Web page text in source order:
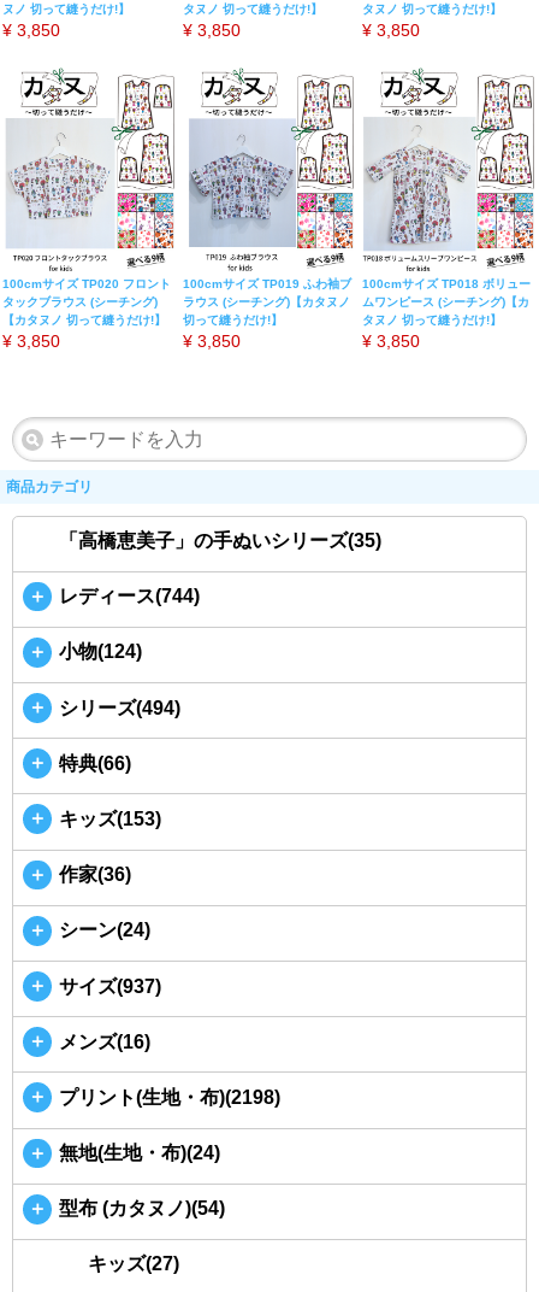
ヌノ 切って縫うだけ!】
¥3,850
タヌノ 切って縫うだけ!】
¥ 3,850
タヌノ 切って縫うだけ!】
¥3,850
100cmサイズ TP020 フロント
タックブラウス (シーチング)
【カタヌノ 切って縫うだけ!】
¥3,850
100cmサイズ TP019 ふわ袖ブ
ラウス (シーチング)【カタヌノ
切って縫うだけ!】
¥ 3,850
100cmサイズ TP018 ボリュー
ムワンピース (シーチング)【カ
タヌノ 切って縫うだけ!】
¥3,850
商品カテゴリ
「高橋恵美子」の手ぬいシリーズ(35)
＋ レディース(744)
＋ 小物(124)
＋ シリーズ(494)
＋ 特典(66)
＋ キッズ(153)
＋ 作家(36)
＋ シーン(24)
＋ サイズ(937)
＋ メンズ(16)
＋ プリント(生地・布)(2198)
＋ 無地(生地・布)(24)
＋ 型布 (カタヌノ)(54)
キッズ(27)